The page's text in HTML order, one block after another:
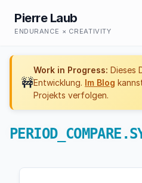
Pierre Laub
ENDURANCE × CREATIVITY
🚧
Work in Progress: Dieses
Entwicklung. Im Blog
Projekts verfolgen.